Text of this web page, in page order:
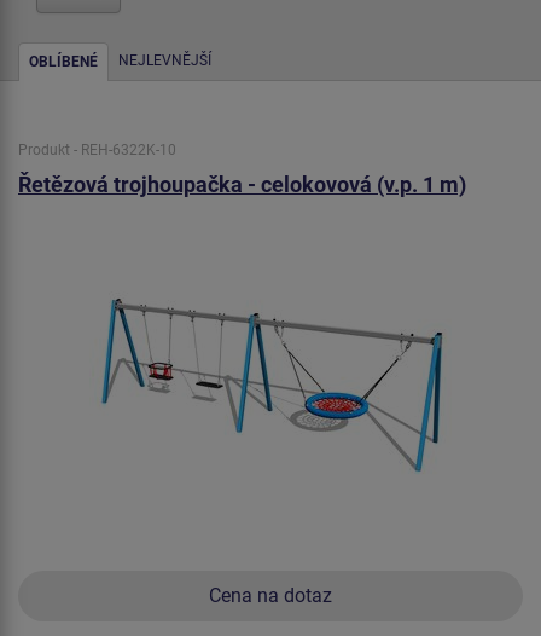
OBLÍBENÉ NEJLEVNĚJŠÍ
Produkt - REH-6322K-10
Řetězová trojhoupačka - celokovová (v.p. 1 m)
Cena na dotaz